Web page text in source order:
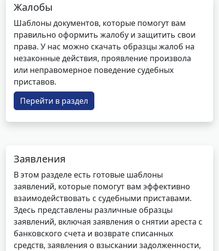
Жалобы
Шаблоны документов, которые помогут вам
правильно оформить жалобу и защитить свои
права. У нас можно скачать образцы жалоб на
незаконные действия, проявление произвола
или неправомерное поведение судебных
приставов.
Перейти в раздел
Заявления
В этом разделе есть готовые шаблоны
заявлений, которые помогут вам эффективно
взаимодействовать с судебными приставами.
Здесь представлены различные образцы
заявлений, включая заявления о снятии ареста с
банковского счета и возврате списанных
средств, заявления о взыскании задолженности,